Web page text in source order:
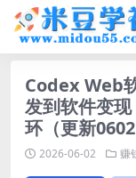
Codex Web
发到软件变
环（更新0602
2026-06-02 赚